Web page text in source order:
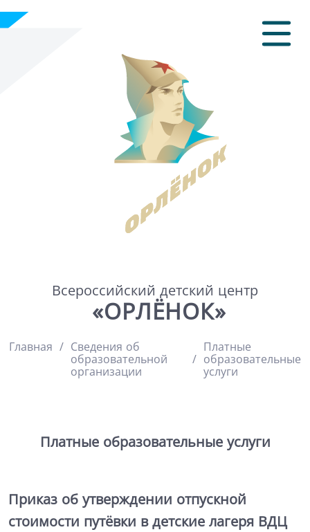
Всероссийский детский центр
«ОРЛЁНОК»
Главная
Сведения об
образовательной
организации
Платные
образовательные
услуги
Платные образовательные услуги
Приказ об утверждении отпускной
стоимости путёвки в детские лагеря ВДЦ